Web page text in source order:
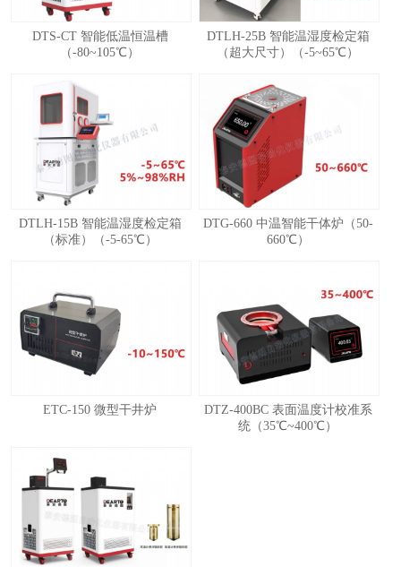
DTS-CT 智能低温恒温槽
（-80~105℃）
DTLH-25B 智能温湿度检定箱
（超大尺寸）（-5~65℃）
DTLH-15B 智能温湿度检定箱
（标准）（-5-65℃）
DTG-660 中温智能干体炉（50-
660℃）
ETC-150 微型干井炉
DTZ-400BC 表面温度计校准系
统（35℃~400℃）